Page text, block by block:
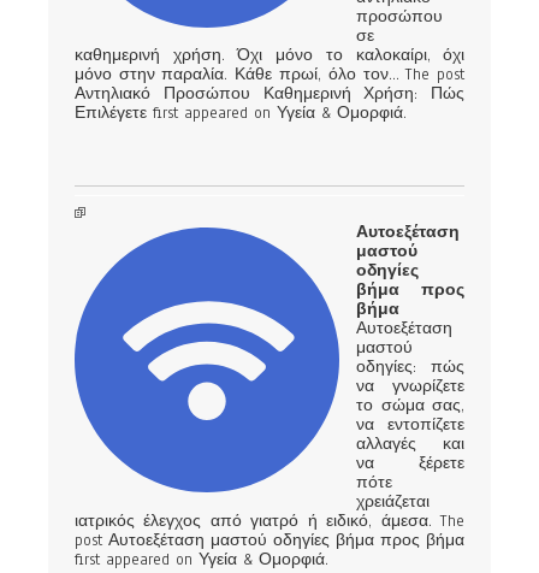
προσώπου
σε
καθημερινή χρήση. Όχι μόνο το καλοκαίρι, όχι
μόνο στην παραλία. Κάθε πρωί, όλο τον… The post
Αντηλιακό Προσώπου Καθημερινή Χρήση: Πώς
Επιλέγετε first appeared on Υγεία & Ομορφιά.
Αυτοεξέταση
μαστού
οδηγίες
βήμα προς
βήμα
Αυτοεξέταση
μαστού
οδηγίες: πώς
να γνωρίζετε
το σώμα σας,
να εντοπίζετε
αλλαγές και
να ξέρετε
πότε
χρειάζεται
ιατρικός έλεγχος από γιατρό ή ειδικό, άμεσα. The
post Αυτοεξέταση μαστού οδηγίες βήμα προς βήμα
first appeared on Υγεία & Ομορφιά.